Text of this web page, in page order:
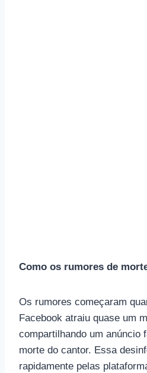
Como os rumores de
Os rumores começaram
Facebook atraiu quase um
compartilhando um anúncio
morte do cantor. Essa
rapidamente pelas